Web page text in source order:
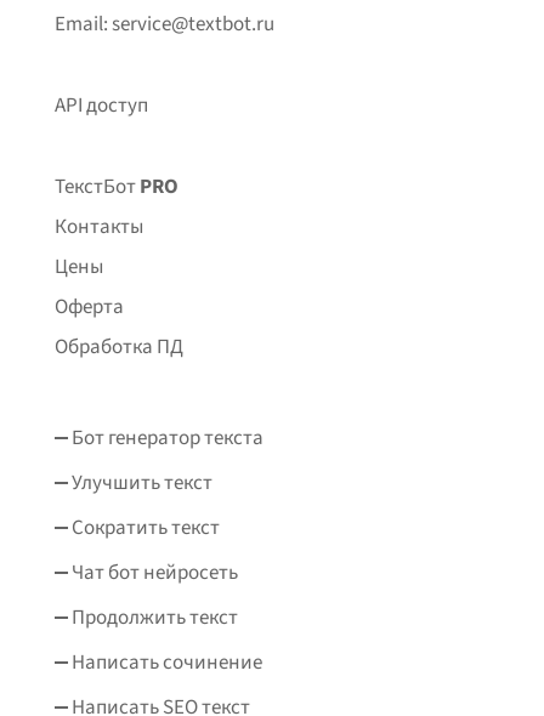
Email: service@textbot.ru
API доступ
ТекстБотPRO
Контакты
Цены
Оферта
Обработка ПД
Бот генератор текста
Улучшить текст
Сократить текст
Чат бот нейросеть
Продолжить текст
Написать сочинение
Написать SEO текст